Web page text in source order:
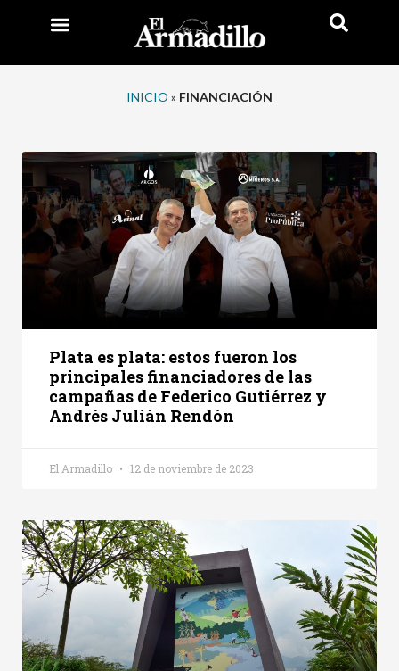
INICIO » FINANCIACIÓN
Plata es plata: estos fueron los
principales financiadores de las
campañas de Federico Gutiérrez y
Andrés Julián Rendón
El Armadillo 12 de noviembre de 2023